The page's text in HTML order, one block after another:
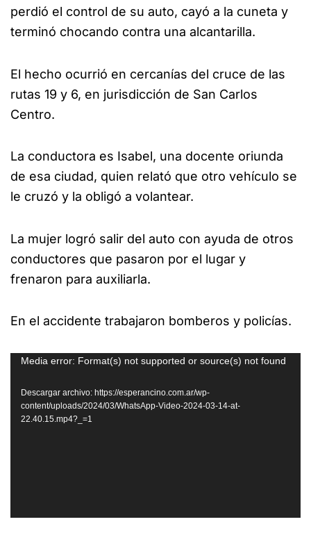
perdió el control de su auto, cayó a la cuneta y
terminó chocando contra una alcantarilla.
El hecho ocurrió en cercanías del cruce de las
rutas 19 y 6, en jurisdicción de San Carlos
Centro.
La conductora es Isabel, una docente oriunda
de esa ciudad, quien relató que otro vehículo se
le cruzó y la obligó a volantear.
La mujer logró salir del auto con ayuda de otros
conductores que pasaron por el lugar y
frenaron para auxiliarla.
En el accidente trabajaron bomberos y policías.
Reproductor
vídeo
Media error: Format(s) not supported or source(s) not found
Descargar archivo: https://esperancino.com.ar/wp-
content/uploads/2024/03/WhatsApp-Video-2024-03-14-at-
22.40.15.mp4?_=1